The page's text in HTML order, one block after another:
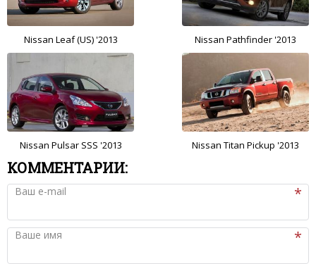
Nissan Leaf (US) '2013 Nissan Pathfinder '2013
Nissan Pulsar SSS '2013 Nissan Titan Pickup '2013
КОММЕНТАРИИ:
Ваш e-mail
Ваше имя